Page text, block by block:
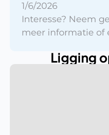
1/6/2026
Interesse? Neem
meer informatie of
Ligging